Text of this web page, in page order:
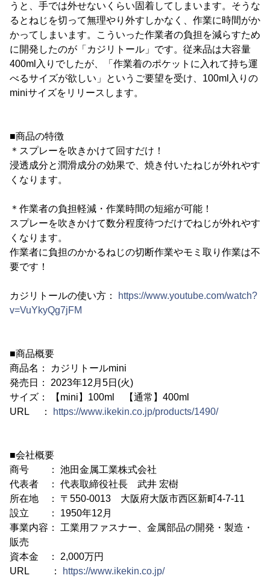
うと、手では外せないくらい固着してしまいます。そうな
るとねじを切って無理やり外すしかなく、作業に時間がか
かってしまいます。こういった作業者の負担を減らすため
に開発したのが「カジリトール」です。従来品は大容量
400ml入りでしたが、「作業着のポケットに入れて持ち運
べるサイズが欲しい」というご要望を受け、100ml入りの
miniサイズをリリースします。
■商品の特徴
＊スプレーを吹きかけて回すだけ！
浸透成分と潤滑成分の効果で、焼き付いたねじが外れやす
くなります。
＊作業者の負担軽減・作業時間の短縮が可能！
スプレーを吹きかけて数分程度待つだけでねじが外れやす
くなります。
作業者に負担のかかるねじの切断作業やモミ取り作業は不
要です！
カジリトールの使い方：
https://www.youtube.com/watch?
v=VuYkyQg7jFM
■商品概要
商品名： カジリトールmini
発売日： 2023年12月5日(火)
サイズ： 【mini】100ml 【通常】400ml
URL ：
https://www.ikekin.co.jp/products/1490/
■会社概要
商号 ： 池田金属工業株式会社
代表者 ： 代表取締役社長 武井 宏樹
所在地 ： 〒550-0013 大阪府大阪市西区新町4-7-11
設立 ： 1950年12月
事業内容： 工業用ファスナー、金属部品の開発・製造・
販売
資本金 ： 2,000万円
URL ：
https://www.ikekin.co.jp/